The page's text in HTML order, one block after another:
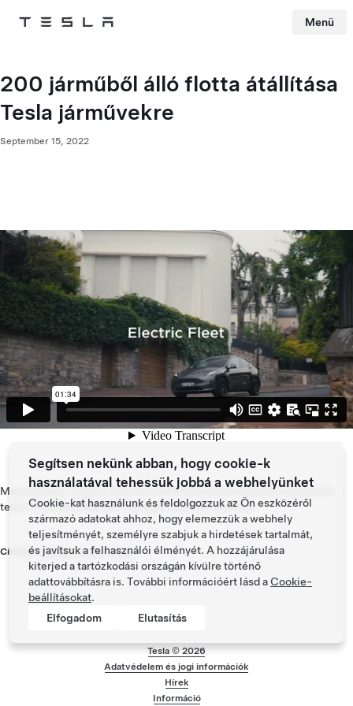
Tesla Menü
200 járműből álló flotta átállítása
Tesla járművekre
September 15, 2022
Megtudhatja, hogyan állítja át a GPM kölcsönös biztosító egyesület
teljes, 200 járműből álló flottáját Tesla-járművekre.
Címkék: Company Fleet,Fleet
Láblécmenü
Tesla ©2026
Adatvédelem és jogi információk
Hírek
Információ
Segítsen nekünk abban, hogy cookie-k
használatával tehessük jobbá a webhelyünket
Cookie-kat használunk és feldolgozzuk az Ön eszközéről
származó adatokat ahhoz, hogy elemezzük a webhely
teljesítményét, személyre szabjuk a hirdetések tartalmát,
és javítsuk a felhasználói élményét. A hozzájárulása
kiterjed a tartózkodási országán kívülre történő
adattovábbításra is. További információért lásd a Cookie-
beállításokat.
Elfogadom
Elutasítás